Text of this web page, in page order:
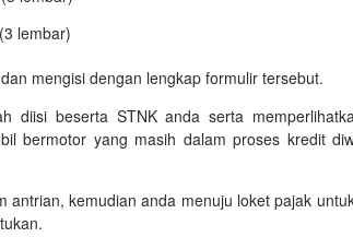
lembar)
mengisi dengan lengkap formulir tersebut.
diisi beserta STNK anda serta
bermotor yang masih dalam proses kredit
antrian, kemudian anda menuju loket pajak